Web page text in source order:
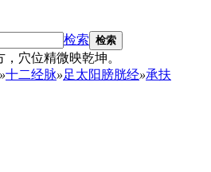
检索 检索
穴位精微映乾坤。
»十二经脉»足太阳膀胱经»承扶